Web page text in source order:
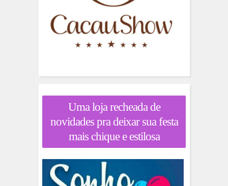
Uma loja recheada de
novidades pra deixar sua festa
mais chique e estilosa